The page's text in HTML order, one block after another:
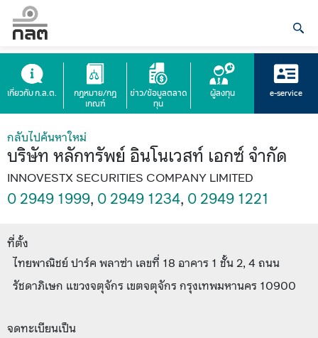
เกี่ยวกับ ก.ล.ต.
กฎหมาย/กฎ
เกณฑ์
ข่าว/ข้อมูลตลาด
ทุน
ผู้ลงทุน e-service
กลับไปค้นหาใหม่
บริษัท หลักทรัพย์ อินโนเวสท์ เอกซ์ จำกัด
INNOVESTX SECURITIES COMPANY LIMITED
0 2949 1999, 0 2949 1234, 0 2949 1221
ที่ตั้ง
ไทยพาณิชย์ ปาร์ค พลาซ่า เลขที่ 18 อาคาร 1 ชั้น 2, 4 ถนน
รัชดาภิเษก แขวงจตุจักร เขตจตุจักร กรุงเทพมหานคร 10900
จดทะเบียนเป็น